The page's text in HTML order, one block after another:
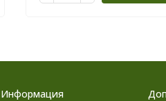
Информация